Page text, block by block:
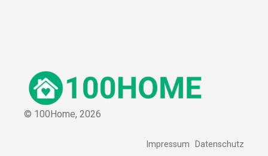
© 100Home, 2026
Impressum Datenschutz